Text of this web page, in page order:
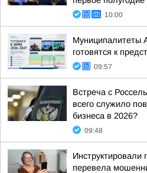
10:00
Муниципалитеты
готовятся к
09:57
Встреча с
всего служило
бизнеса в 2026?
09:48
Инструктировали
перевела